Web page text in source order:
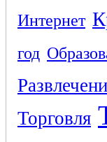
Интернет
год
Торговля